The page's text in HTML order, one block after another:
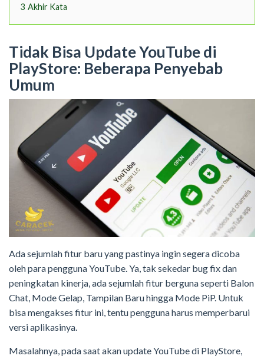
3 Akhir Kata
Tidak Bisa Update YouTube di
PlayStore: Beberapa Penyebab
Umum
Ada sejumlah fitur baru yang pastinya ingin segera dicoba
oleh para pengguna YouTube. Ya, tak sekedar bug fix dan
peningkatan kinerja, ada sejumlah fitur berguna seperti Balon
Chat, Mode Gelap, Tampilan Baru hingga Mode PiP. Untuk
bisa mengakses fitur ini, tentu pengguna harus memperbarui
versi aplikasinya.
Masalahnya, pada saat akan update YouTube di PlayStore,